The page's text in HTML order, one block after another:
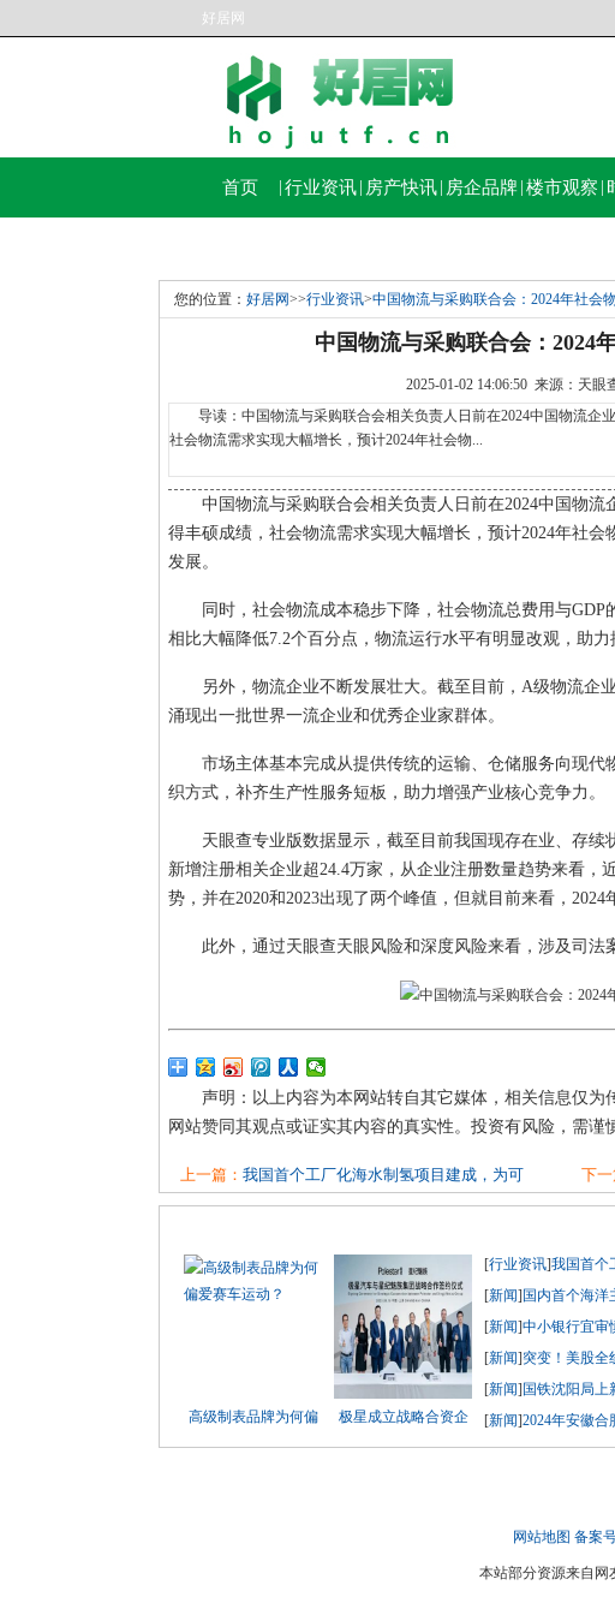
好居网
首页 行业资讯 房产快讯 房企品牌 楼市观察
您的位置： 好居网>>行业资讯>中国物流与采购联合会：2024年社会
中国物流与采购联合会：2024
2025-01-02 14:06:50 来源：天
导读：中国物流与采购联合会相关负责人日前在2024中国物流企
社会物流需求实现大幅增长，预计2024年社会物...
中国物流与采购联合会相关负责人日前在2024中国物
得丰硕成绩，社会物流需求实现大幅增长，预计2024年社
发展。
同时，社会物流成本稳步下降，社会物流总费用与GDP
相比大幅降低7.2个百分点，物流运行水平有明显改观，助力
另外，物流企业不断发展壮大。截至目前，A级物流企
涌现出一批世界一流企业和优秀企业家群体。
市场主体基本完成从提供传统的运输、仓储服务向现
织方式，补齐生产性服务短板，助力增强产业核心竞争力。
天眼查专业版数据显示，截至目前我国现存在业、存续
新增注册相关企业超24.4万家，从企业注册数量趋势来看
势，并在2020和2023出现了两个峰值，但就目前来看，
此外，通过天眼查天眼风险和深度风险来看，涉及司法
声明：以上内容为本网站转自其它媒体，相关信息仅
网站赞同其观点或证实其内容的真实性。投资有风险，需谨
上一篇： 我国首个工厂化海水制氢项目建成，为可 下一
高级制表品牌为何偏 极星成立战略合资企
[行业资讯]我国首个
[新闻] 国内首个海洋
[新闻]中小银行宜审
[新闻]突变！美股全
[新闻] 国铁沈阳局上
[新闻]2024年安徽合
网站地图 备案
本站部分资源来自网